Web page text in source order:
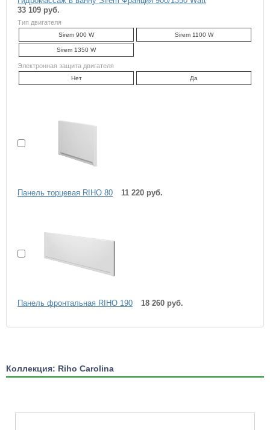
33 109 руб.
Тип двигателя
Sirem 900 W Sirem 1100 W
Sirem 1350 W
Электронная защита двигателя
Нет Да
Панель торцевая RIHO 80 11 220 руб.
Панель фронтальная RIHO 190 18 260 руб.
Коллекция: Riho Carolina